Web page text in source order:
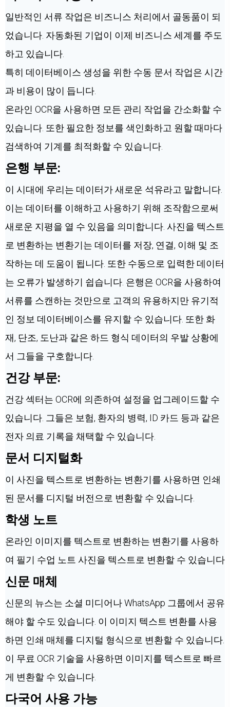
일반적인 서류 작업은 비즈니스 처리에서 골동품이 되
었습니다. 자동화된 기업이 이제 비즈니스 세계를 주도
하고 있습니다.
특히 데이터베이스 생성을 위한 수동 문서 작업은 시간
과 비용이 많이 듭니다.
온라인 OCR을 사용하면 모든 관리 작업을 간소화할 수
있습니다. 또한 필요한 정보를 색인화하고 원할 때마다
검색하여 기계를 최적화할 수 있습니다.
은행 부문:
이 시대에 우리는 데이터가 새로운 석유라고 말합니다.
이는 데이터를 이해하고 사용하기 위해 조작함으로써
새로운 지평을 열 수 있음을 의미합니다. 사진을 텍스트
로 변환하는 변환기는 데이터를 저장, 연결, 이해 및 조
작하는 데 도움이 됩니다. 또한 수동으로 입력한 데이터
는 오류가 발생하기 쉽습니다. 은행은 OCR을 사용하여
서류를 스캔하는 것만으로 고객의 유용하지만 유기적
인 정보 데이터베이스를 유지할 수 있습니다. 또한 화
재, 단조, 도난과 같은 하드 형식 데이터의 우발 상황에
서 그들을 구호합니다.
건강 부문:
건강 섹터는 OCR에 의존하여 설정을 업그레이드할 수
있습니다. 그들은 보험, 환자의 병력, ID 카드 등과 같은
전자 의료 기록을 채택할 수 있습니다.
문서 디지털화
이 사진을 텍스트로 변환하는 변환기를 사용하면 인쇄
된 문서를 디지털 버전으로 변환할 수 있습니다.
학생 노트
온라인 이미지를 텍스트로 변환하는 변환기를 사용하
여 필기 수업 노트 사진을 텍스트로 변환할 수 있습니다
신문 매체
신문의 뉴스는 소셜 미디어나 WhatsApp 그룹에서 공유
해야 할 수도 있습니다. 이 이미지 텍스트 변환를 사용
하면 인쇄 매체를 디지털 형식으로 변환할 수 있습니다.
이 무료 OCR 기술을 사용하면 이미지를 텍스트로 빠르
게 변환할 수 있습니다.
다국어 사용 가능